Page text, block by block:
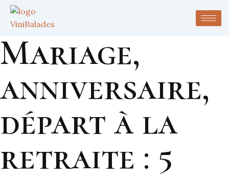
Mariage,
anniversaire,
départ à la
retraite : 5